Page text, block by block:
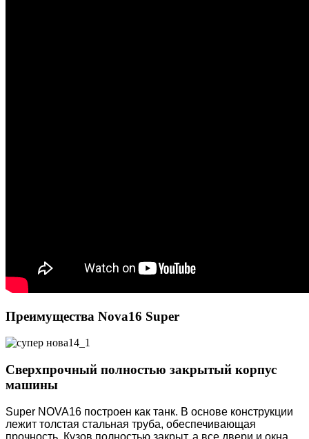
Преимущества Nova16 Super
Сверхпрочный полностью закрытый корпус
машины
Super NOVA16 построен как танк. В основе конструкции
лежит толстая стальная труба, обеспечивающая
прочность. Кузов полностью закрыт, а все двери и окна